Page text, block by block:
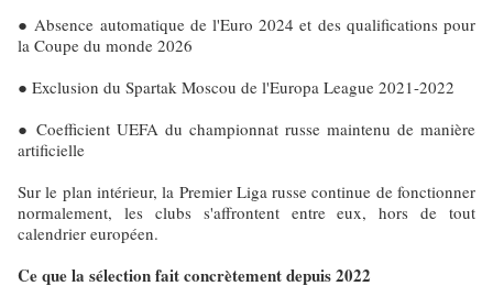
● Absence automatique de l'Euro 2024 et des qualifications pour
la Coupe du monde 2026
● Exclusion du Spartak Moscou de l'Europa League 2021-2022
● Coefficient UEFA du championnat russe maintenu de manière
artificielle
Sur le plan intérieur, la Premier Liga russe continue de fonctionner
normalement, les clubs s'affrontent entre eux, hors de tout
calendrier européen.
Ce que la sélection fait concrètement depuis 2022